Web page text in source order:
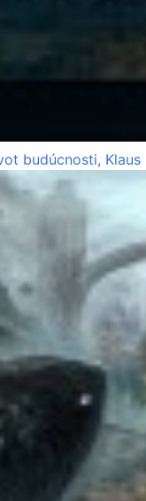
budúcnosti, Klaus